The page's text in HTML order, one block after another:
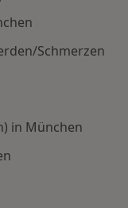
Schmerzen
in München